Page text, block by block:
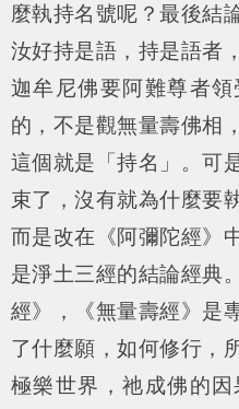
麼執持名號呢？最後結
汝好持是語，持是語者
迦牟尼佛要阿難尊者
的，不是觀無量壽佛相
這個就是「持名」。可
束了，沒有就為什麼要
而是改在《阿彌陀經》
是淨土三經的結論經典
經》，《無量壽經》是
了什麼願，如何修行，
極樂世界，祂成佛的